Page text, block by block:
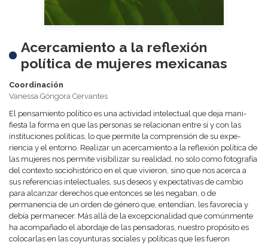
Acercamiento a la reflexión
política de mujeres mexicanas
Coordinación
Vanessa Góngora Cervantes
El pensamiento político es una actividad intelectual que deja mani­
fiesta la forma en que las personas se relacionan entre sí y con las
instituciones políticas, lo que permite la comprensión de su expe­
riencia y el entorno. Realizar un acercamiento a la reflexión polí­tica de
las mujeres nos permite visibilizar su realidad, no solo como fotografía
del contexto sociohistórico en el que vivieron, sino que nos acerca a
sus referencias intelectuales, sus deseos y expectativas de cambio
para alcanzar derechos que entonces se les negaban, o de
permanencia de un orden de género que, entendían, les favo­recía y
debía permanecer. Más allá de la excepcionalidad que comúnmente
ha acompañado el abordaje de las pensadoras, nues­tro propósito es
colocarlas en las coyunturas sociales y políticas que les fueron